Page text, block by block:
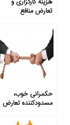
تعارض منافع
حکمرانی خوب،
مسدودکننده تعارض